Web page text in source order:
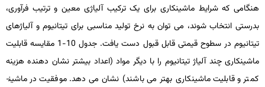
هنگامی که شرایط ماشین­کاری برای یک ترکیب آلیاژی معین و ترتیب فرآوری،
بدرستی انتخاب شوند، می­ توان به نرخ تولید مناسبی برای تیتانیوم و آلیاژهای
تیتانیوم در سطوح قیمتی قابل­ قبول دست یافت. جدول 10-1 مقایسه قابلیت
ماشین­کاری چند آلیاژ تیتانیوم را با دیگر مواد (اعداد بیشتر نشان­ دهنده هزینه
کمتر و قابلیت ماشین­کاری بهتر می­ باشند) نشان می­ دهد. موفقیت در ماشین­